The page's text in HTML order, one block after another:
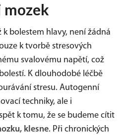
mozek
k bolestem hlavy, není žádná
k tvorbě stresových
svalovému napětí, což
K dlouhodobé léčbě
stresu. Autogenní
techniky, ale i
k tomu, že se budeme cítit
klesne. Při chronických